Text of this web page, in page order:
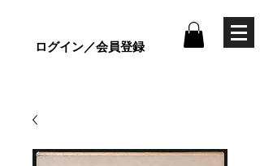
ログイン／会員登録